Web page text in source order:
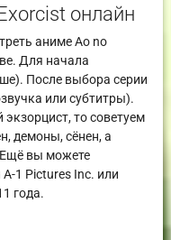
онлайн
аниме Ao no
Для начала
После выбора серии
или субтитры).
то советуем
демоны, сёнен, а
Ещё вы можете
1 Pictures Inc. или
года.